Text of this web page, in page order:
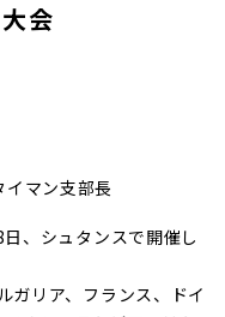
会
マン支部長
、シュタンスで開催し
ガリア、フランス、ドイ